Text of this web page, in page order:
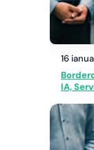
16
IA,